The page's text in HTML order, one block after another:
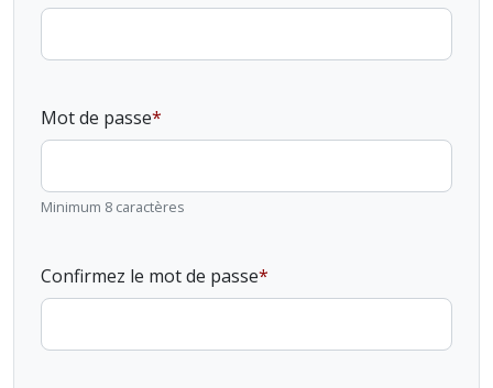
Mot de passe
Minimum 8 caractères
Confirmez le mot de passe